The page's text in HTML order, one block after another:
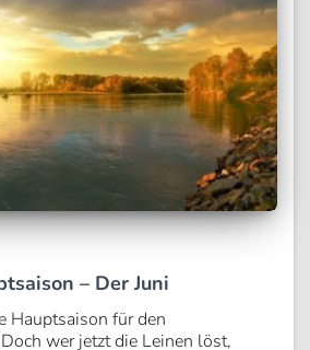
– Der Juni
Hauptsaison für den
wer jetzt die Leinen löst,